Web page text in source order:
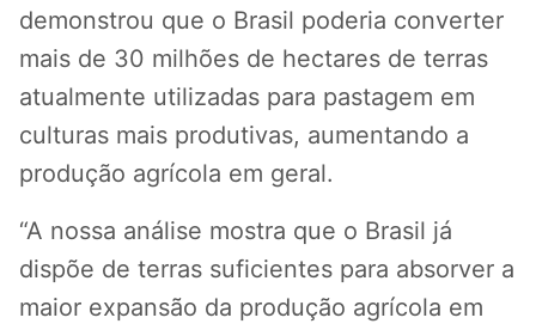
demonstrou que o Brasil poderia converter
mais de 30 milhões de hectares de terras
atualmente utilizadas para pastagem em
culturas mais produtivas, aumentando a
produção agrícola em geral.
“A nossa análise mostra que o Brasil já
dispõe de terras suficientes para absorver a
maior expansão da produção agrícola em